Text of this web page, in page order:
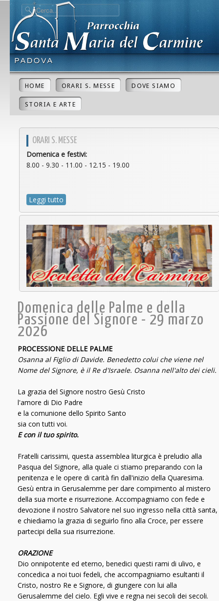
HOME ORARI S. MESSE DOVE SIAMO
STORIA E ARTE
ORARI S. MESSE
Domenica e festivi:
8.00 - 9.30 - 11.00 - 12.15 - 19.00
Leggi tutto
Domenica delle Palme e della
Passione del Signore - 29 marzo
2026
PROCESSIONE DELLE PALME
Osanna al Figlio di Davide. Benedetto colui che viene nel
Nome del Signore, è il Re d'Israele. Osanna nell'alto dei cieli.
La grazia del Signore nostro Gesù Cristo
l'amore di Dio Padre
e la comunione dello Spirito Santo
sia con tutti voi.
E con il tuo spirito.
Fratelli carissimi, questa assemblea liturgica è preludio alla
Pasqua del Signore, alla quale ci stiamo preparando con la
penitenza e le opere di carità fin dall'inizio della Quaresima.
Gesù entra in Gerusalemme per dare compimento al mistero
della sua morte e risurrezione. Accompagniamo con fede e
devozione il nostro Salvatore nel suo ingresso nella città santa,
e chiediamo la grazia di seguirlo fino alla Croce, per essere
partecipi della sua risurrezione.
ORAZIONE
Dio onnipotente ed eterno, benedici questi rami di ulivo, e
concedica a noi tuoi fedeli, che accompagniamo esultanti il
Cristo, nostro Re e Signore, di giungere con lui alla
Gerusalemme del cielo. Egli vive e regna nei secoli dei secoli.